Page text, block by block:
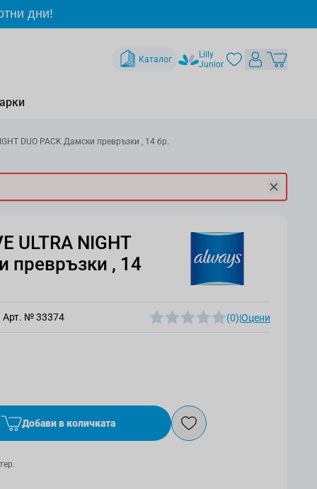
дни!
Каталог
Lilly
Junior
DUO PACK Дамски превръзки , 14 бр.
ULTRA NIGHT
превръзки , 14
Арт. №33374 (0)|Оцени
Добави в количката